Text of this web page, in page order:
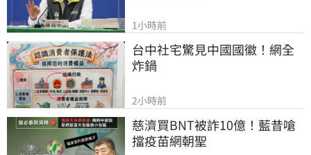
1小時前
台中社宅驚見中國國徽！網全
炸鍋
2小時前
慈濟買BNT被詐10億！藍昔嗆
擋疫苗網朝聖